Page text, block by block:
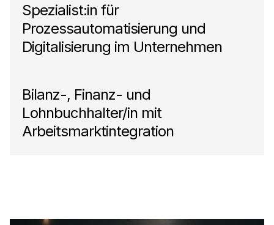
Spezialist:in für
Prozessautomatisierung und
Digitalisierung im Unternehmen
Bilanz-, Finanz- und
Lohnbuchhalter/in mit
Arbeitsmarktintegration